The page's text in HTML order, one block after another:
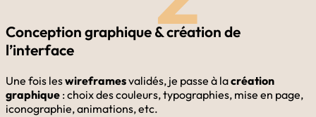
Conception graphique & création de
l’interface
Une fois leswireframesvalidés, je passe à lacréation
graphique : choix des couleurs, typographies, mise en page,
iconographie, animations, etc.